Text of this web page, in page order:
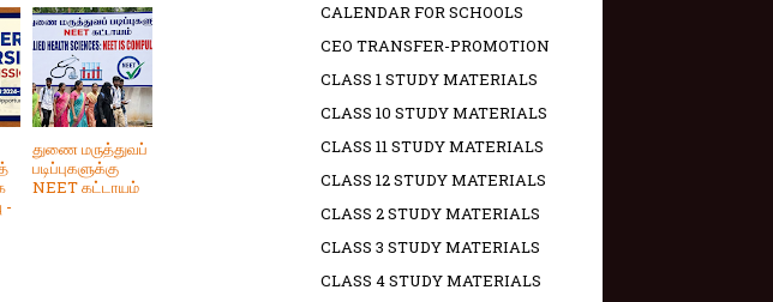
-
துணை மருத்துவப்
படிப்புகளுக்கு
NEET கட்டாயம்
CALENDAR FOR SCHOOLS
CEO TRANSFER-PROMOTION
CLASS 1 STUDY MATERIALS
CLASS 10 STUDY MATERIALS
CLASS 11 STUDY MATERIALS
CLASS 12 STUDY MATERIALS
CLASS 2 STUDY MATERIALS
CLASS 3 STUDY MATERIALS
CLASS 4 STUDY MATERIALS